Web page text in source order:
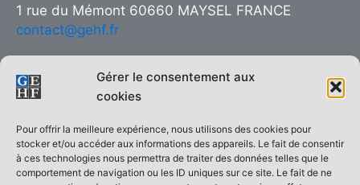
Gérer le consentement aux
cookies
Pour offrir la meilleure expérience, nous utilisons des cookies pour
stocker et/ou accéder aux informations des appareils. Le fait de consentir
à ces technologies nous permettra de traiter des données telles que le
comportement de navigation ou les ID uniques sur ce site. Le fait de ne
1 rue du Mémont 60660 MAYSEL FRANCE
contact@gehf.fr
Copie interdite © 2026 Groupe d’Études pour l’Histoire Ferroviaire
| Réalisé surThème WordPress Astra
ACCUEIL